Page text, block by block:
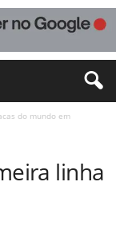
do mundo em
linha